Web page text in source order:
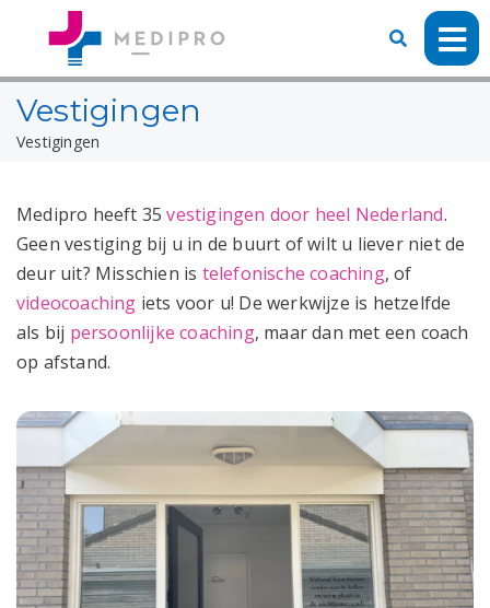
Vestigingen
Vestigingen
Medipro heeft 35 vestigingen door heel Nederland.
Geen vestiging bij u in de buurt of wilt u liever niet de
deur uit? Misschien is telefonische coaching, of
videocoaching iets voor u! De werkwijze is hetzelfde
als bij persoonlijke coaching, maar dan met een coach
op afstand.